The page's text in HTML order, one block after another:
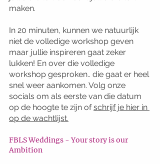
maken.
In 20 minuten, kunnen we natuurlijk
niet de volledige workshop geven
maar jullie inspireren gaat zeker
lukken! En over die volledige
workshop gesproken.. die gaat er heel
snel weer aankomen. Volg onze
socials om als eerste van die datum
op de hoogte te zijn of schrijf je hier in
op de wachtlijst.
FBLS Weddings - Your story is our
Ambition